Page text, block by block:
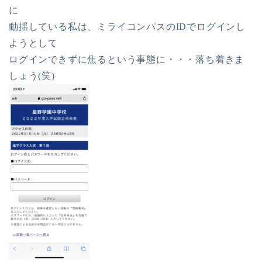
に
動揺している私は、ミライコンパスのIDでログインし
ようとして
ログインできずに焦るという事態に・・・落ち着きま
しょう(笑)